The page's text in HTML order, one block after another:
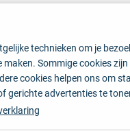
technieken om je
Sommige cookies
cookies helpen ons om
gerichte advertenties te